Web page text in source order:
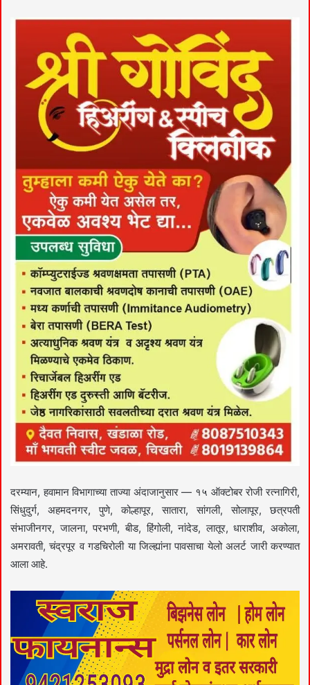
दरम्यान, हवामान विभागाच्या ताज्या अंदाजानुसार — १५ ऑक्टोबर रोजी रत्नागिरी,
सिंधुदुर्ग, अहमदनगर, पुणे, कोल्हापूर, सातारा, सांगली, सोलापूर, छत्रपती
संभाजीनगर, जालना, परभणी, बीड, हिंगोली, नांदेड, लातूर, धाराशीव, अकोला,
अमरावती, चंद्रपूर व गडचिरोली या जिल्ह्यांना पावसाचा येलो अलर्ट जारी करण्यात
आला आहे.